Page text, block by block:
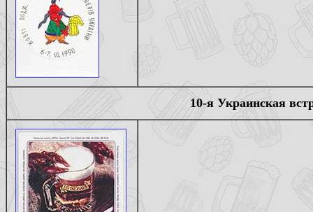
10-я Украинская